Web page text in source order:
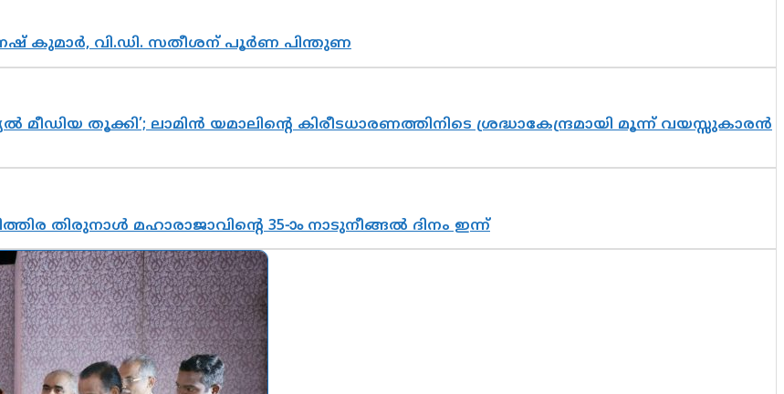
കുമാർ, വി.ഡി. സതീശന് പൂർണ പിന്തുണ
തൂക്കി’; ലാമിൻ യമാലിന്റെ കിരീടധാരണത്തിനിടെ ശ്രദ്ധാകേന്ദ്രമായി മൂന്ന് വയസ്സുകാരൻ
തിരുനാൾ മഹാരാജാവിന്റെ 35-ാം നാടുനീങ്ങൽ ദിനം ഇന്ന്